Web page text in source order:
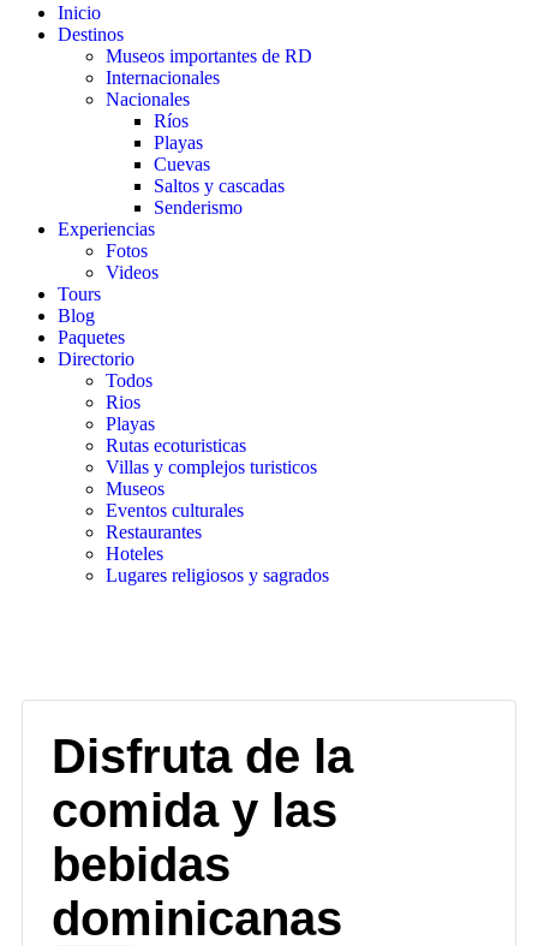
Inicio
Destinos
Museos importantes de RD
Internacionales
Nacionales
Ríos
Playas
Cuevas
Saltos y cascadas
Senderismo
Experiencias
Fotos
Videos
Tours
Blog
Paquetes
Directorio
Todos
Rios
Playas
Rutas ecoturisticas
Villas y complejos turisticos
Museos
Eventos culturales
Restaurantes
Hoteles
Lugares religiosos y sagrados
Disfruta de la
comida y las
bebidas
dominicanas